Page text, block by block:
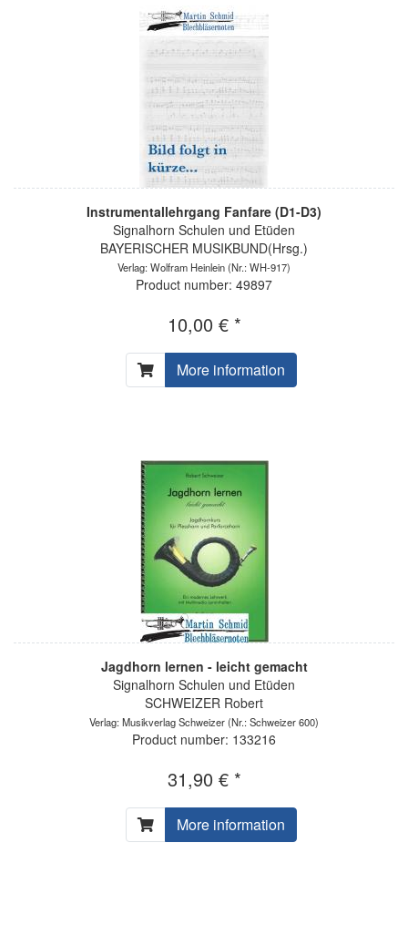
Instrumentallehrgang Fanfare (D1-D3)
Signalhorn Schulen und Etüden
BAYERISCHER MUSIKBUND(Hrsg.)
Verlag: Wolfram Heinlein(Nr.: WH-917)
Product number: 49897
10,00 € *
More information
Jagdhorn lernen - leicht gemacht
Signalhorn Schulen und Etüden
SCHWEIZER Robert
Verlag: Musikverlag Schweizer(Nr.: Schweizer 600)
Product number: 133216
31,90 € *
More information